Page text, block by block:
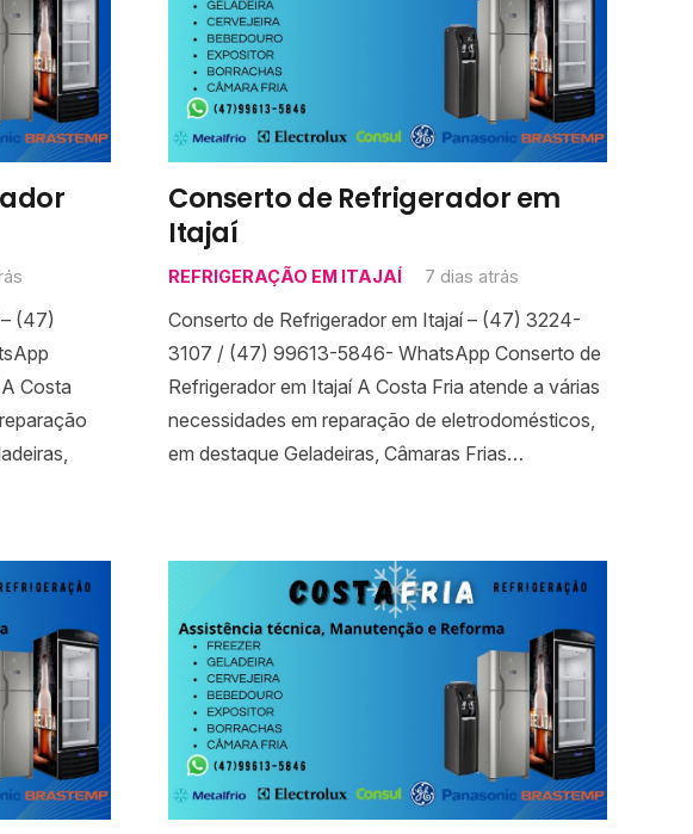
(47)
Costa
Conserto de Refrigerador em
Itajaí
REFRIGERAÇÃO EM ITAJAÍ 7 dias atrás
Conserto de Refrigerador em Itajaí – (47) 3224-
3107 / (47) 99613-5846- WhatsApp Conserto de
Refrigerador em Itajaí A Costa Fria atende a várias
necessidades em reparação de eletrodomésticos,
em destaque Geladeiras, Câmaras Frias…